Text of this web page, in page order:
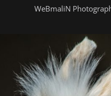
WeBmaliN